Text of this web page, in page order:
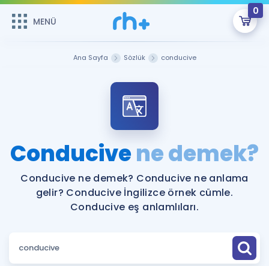
MENÜ
0
ÜYE DEĞİLİM
Sepetin Şu An Boş.
Remzi Hoca ile seni sınava hazırlayacak onlarca eğitim seni
bekliyor!
MENÜ
Faydalı Araçlar
Sözlük
Hakkımızda
Ana Sayfa Sözlük conducive
Conducivene demek?
Conducive ne demek? Conducive ne anlama
gelir? Conducive İngilizce örnek cümle.
Conducive eş anlamlıları.